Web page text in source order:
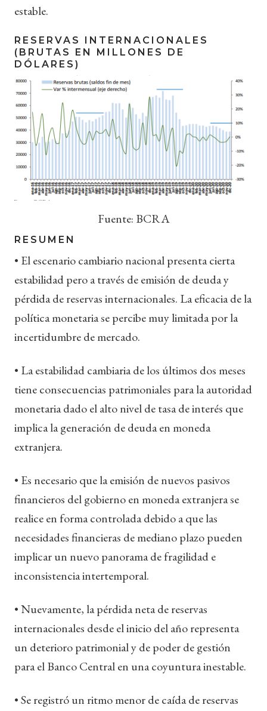
estable.
RESERVAS INTERNACIONALES
(BRUTAS EN MILLONES DE
DÓLARES)
Fuente: BCRA
RESUMEN
• El escenario cambiario nacional presenta cierta
estabilidad pero a través de emisión de deuda y
pérdida de reservas internacionales. La eficacia de la
política monetaria se percibe muy limitada por la
incertidumbre de mercado.
• La estabilidad cambiaria de los últimos dos meses
tiene consecuencias patrimoniales para la autoridad
monetaria dado el alto nivel de tasa de interés que
implica la generación de deuda en moneda
extranjera.
• Es necesario que la emisión de nuevos pasivos
financieros del gobierno en moneda extranjera se
realice en forma controlada debido a que las
necesidades financieras de mediano plazo pueden
implicar un nuevo panorama de fragilidad e
inconsistencia intertemporal.
• Nuevamente, la pérdida neta de reservas
internacionales desde el inicio del año representa
un deterioro patrimonial y de poder de gestión
para el Banco Central en una coyuntura inestable.
• Se registró un ritmo menor de caída de reservas